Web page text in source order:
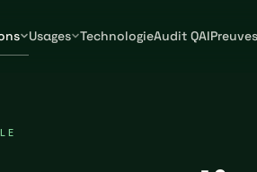
Usages TechnologieAudit QAIPreuves